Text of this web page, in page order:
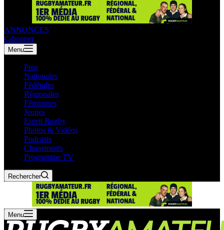
ANNONCES
s'abonner
Menu
Pros
Nationales
Fédérales
Régionales
Féminines
Jeunes
Esprit Rugby
Photos & Vidéos
Podcasts
Classements
Programme TV
Rechercher
Menu